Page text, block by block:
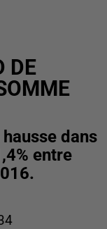
DE
dans
entre